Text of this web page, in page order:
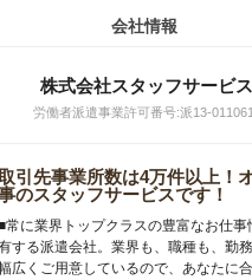
会社情報
株式会社スタッフサービス
労働者派遣事業許可番号:派13-011061
引先事業所数は4万件以上！
のスタッフサービスです！
常に業界トップクラスの豊富なお仕事
する派遣会社。業界も、職種も、勤
広くご用意しているので、あなたに